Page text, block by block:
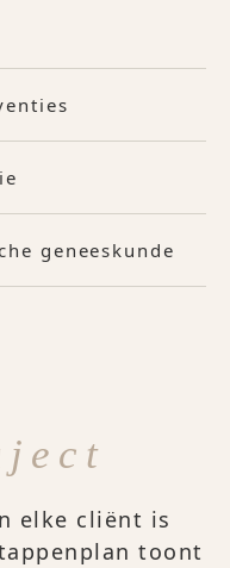
geneeskunde
elke cliënt is
toont